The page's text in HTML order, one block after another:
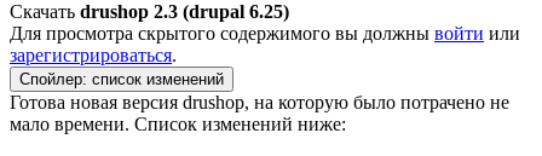
Скачать drushop 2.3 (drupal 6.25)
Для просмотра скрытого содержимого вы должны войти или
зарегистрироваться.
Спойлер: список изменений
Готова новая версия drushop, на которую было потрачено не
мало времени. Список изменений ниже: